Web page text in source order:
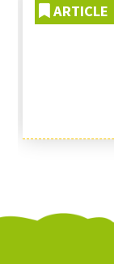
ARTICLE